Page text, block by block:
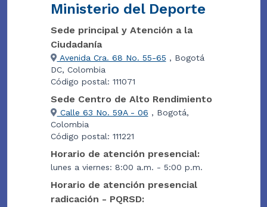
Ministerio del Deporte
Sede principal y Atención a la
Ciudadanía
Avenida Cra. 68 No. 55-65 , Bogotá
DC, Colombia
Código postal: 111071
Sede Centro de Alto Rendimiento
Calle 63 No. 59A - 06 , Bogotá,
Colombia
Código postal: 111221
Horario de atención presencial:
lunes a viernes: 8:00 a.m. - 5:00 p.m.
Horario de atención presencial
radicación - PQRSD: